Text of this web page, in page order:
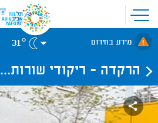
פתיחת
תפריט
אתר
לאתר עיריית
תל-אביב
מידע בחירום 31°
הרקדה - ריקודי שורות...